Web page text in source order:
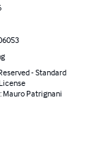
- Standard
Mauro Patrignani